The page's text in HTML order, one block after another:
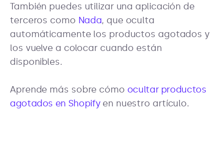
También puedes utilizar una aplicación de
terceros como Nada, que oculta
automáticamente los productos agotados y
los vuelve a colocar cuando están
disponibles.
Aprende más sobre cómo ocultar productos
agotados en Shopifyen nuestro artículo.